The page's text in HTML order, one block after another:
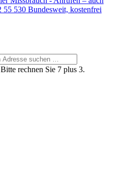
Bitte rechnen Sie 7 plus 3.